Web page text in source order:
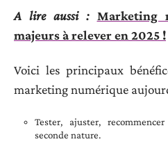
A lire aussi : Marketing
majeurs à relever en 2025 !
Voici les principaux
marketing numérique
Tester, ajuster,
seconde nature.